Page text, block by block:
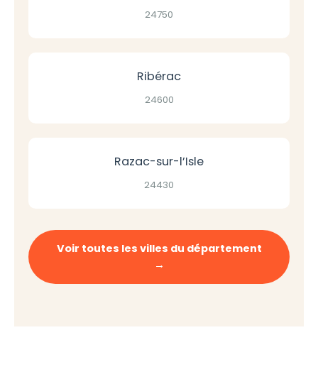
24750
Ribérac
24600
Razac-sur-l’Isle
24430
Voir toutes les villes du département
→